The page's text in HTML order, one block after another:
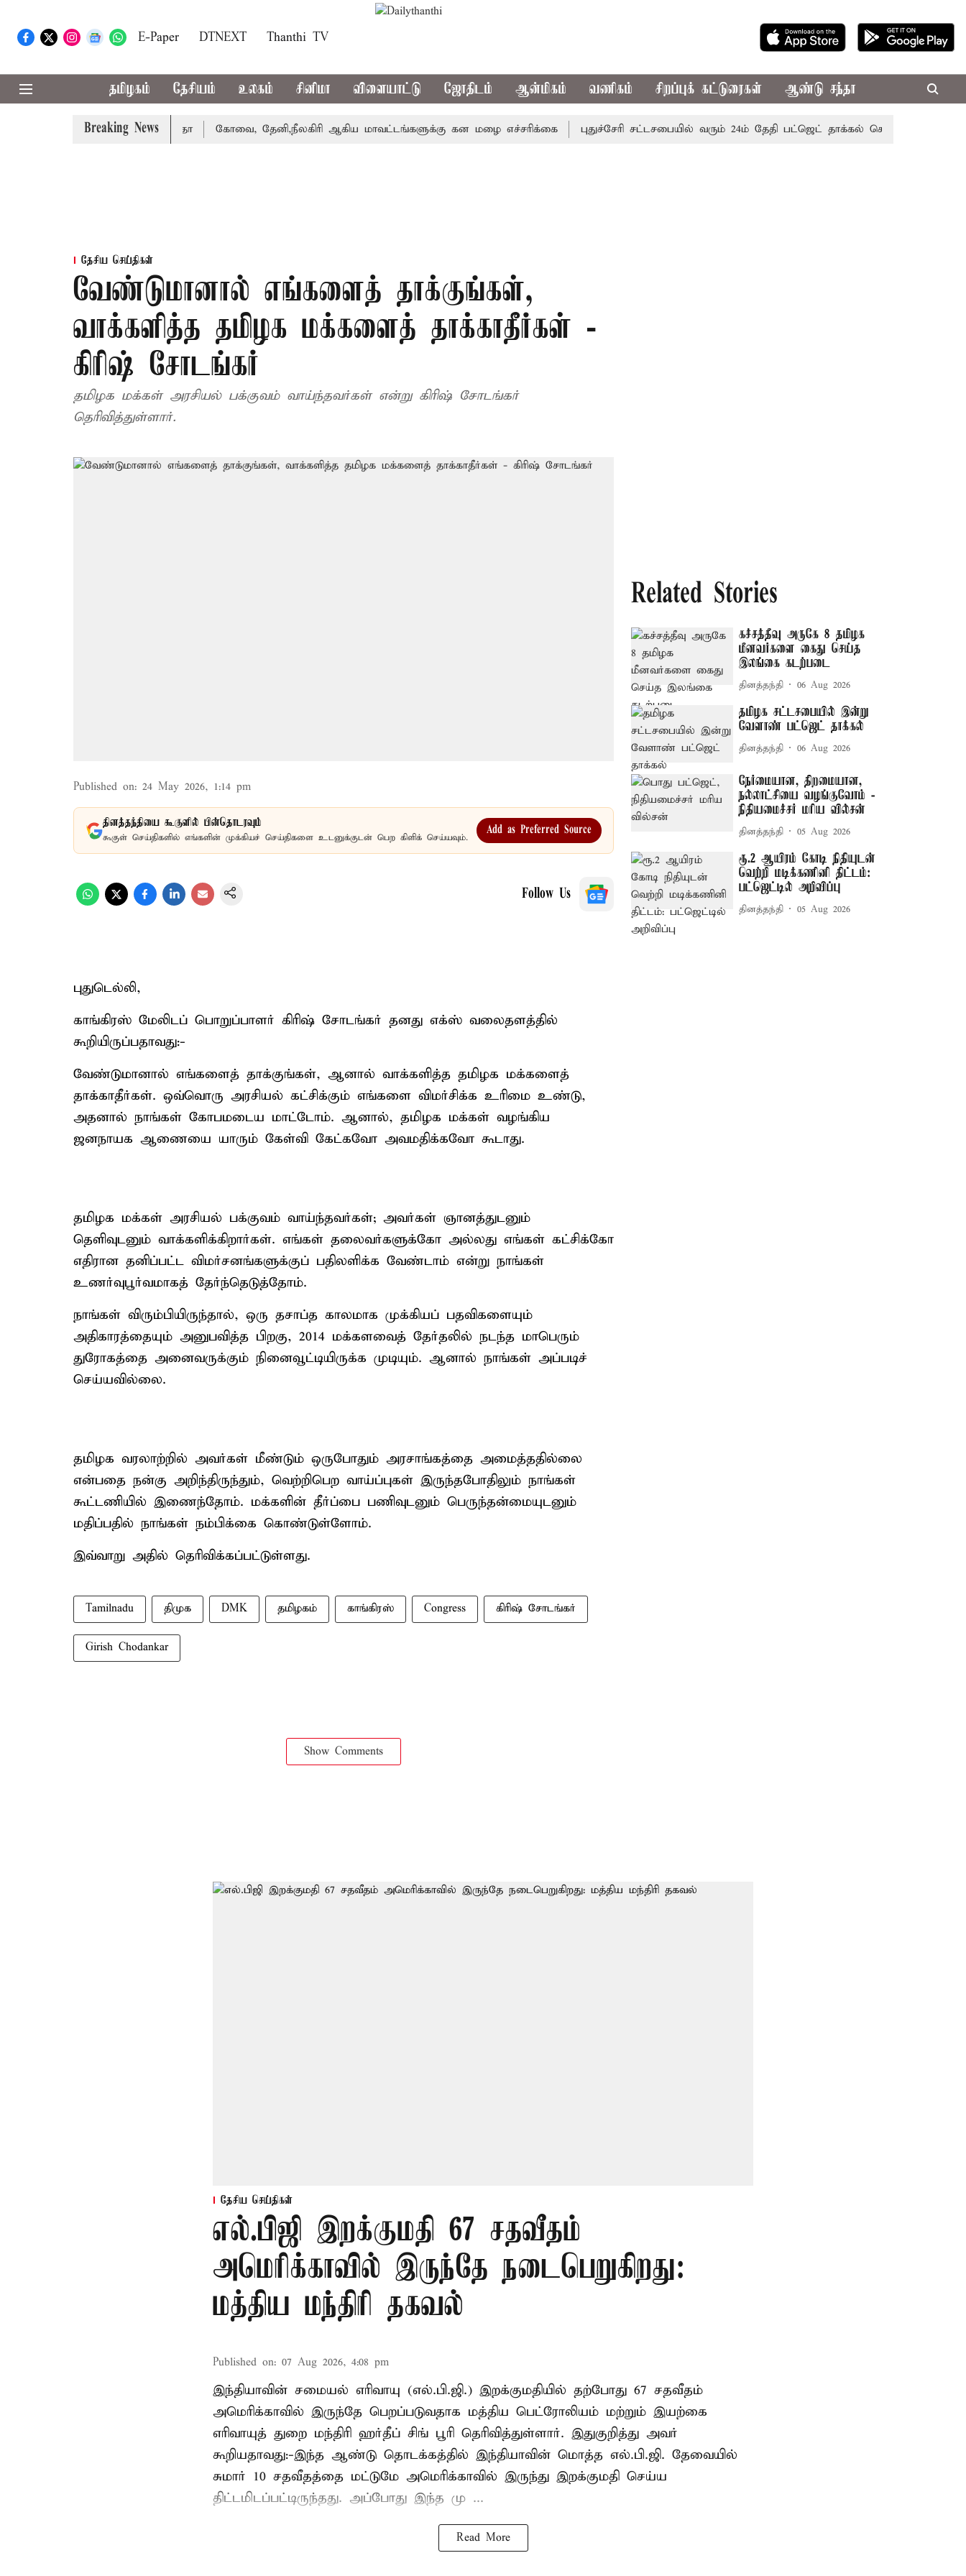
E-Paper DTNEXT Thanthi TV
தமிழகம் தேசியம் உலகம் சினிமா விளையாட்டு ஜோதிடம் ஆன்மிகம் வணிகம் சிறப்புக் கட்டுரைகள் ஆண்டு சந்தா
Breaking News
வழக்கை வாபஸ் பெற்றார் சங்கீதா கோவை, தேனி,நீலகிரி ஆகிய மாவட்டங்களுக்கு கன மழை எச்சரிக்கை புதுச்சேரி சட்டசபையில் வரும் 24ம் தேதி பட்ஜெட் தாக்கல் செய்கிறார் முதல்-
தேசிய செய்திகள்
வேண்டுமானால் எங்களைத் தாக்குங்கள்,
வாக்களித்த தமிழக மக்களைத் தாக்காதீர்கள் -
கிரிஷ் சோடங்கர்
தமிழக மக்கள் அரசியல் பக்குவம் வாய்ந்தவர்கள் என்று கிரிஷ் சோடங்கர்
தெரிவித்துள்ளார்.
Published on: 24 May 2026, 1:14 pm
தினத்தந்தியை கூகுளில் பின்தொடரவும்
கூகுள் செய்திகளில் எங்களின் முக்கியச் செய்திகளை உடனுக்குடன் பெற கிளிக் செய்யவும்.
Add as Preferred Source
Follow Us
புதுடெல்லி,
காங்​கிரஸ் மேலிடப் பொறுப்​பாளர் கிரிஷ் சோடங்​கர் தனது எக்ஸ் வலைதளத்தில்
கூறியிருப்பதாவது:-
வேண்டுமானால் எங்களைத் தாக்குங்கள், ஆனால் வாக்களித்த தமிழக மக்களைத்
தாக்காதீர்கள். ஒவ்வொரு அரசியல் கட்சிக்கும் எங்களை விமர்சிக்க உரிமை உண்டு,
அதனால் நாங்கள் கோபமடைய மாட்டோம். ஆனால், தமிழக மக்கள் வழங்கிய
ஜனநாயக ஆணையை யாரும் கேள்வி கேட்கவோ அவமதிக்கவோ கூடாது.
தமிழக மக்கள் அரசியல் பக்குவம் வாய்ந்தவர்கள்; அவர்கள் ஞானத்துடனும்
தெளிவுடனும் வாக்களிக்கிறார்கள். எங்கள் தலைவர்களுக்கோ அல்லது எங்கள் கட்சிக்கோ
எதிரான தனிப்பட்ட விமர்சனங்களுக்குப் பதிலளிக்க வேண்டாம் என்று நாங்கள்
உணர்வுபூர்வமாகத் தேர்ந்தெடுத்தோம்.
நாங்கள் விரும்பியிருந்தால், ஒரு தசாப்த காலமாக முக்கியப் பதவிகளையும்
அதிகாரத்தையும் அனுபவித்த பிறகு, 2014 மக்களவைத் தேர்தலில் நடந்த மாபெரும்
துரோகத்தை அனைவருக்கும் நினைவூட்டியிருக்க முடியும். ஆனால் நாங்கள் அப்படிச்
செய்யவில்லை.
தமிழக வரலாற்றில் அவர்கள் மீண்டும் ஒருபோதும் அரசாங்கத்தை அமைத்ததில்லை
என்பதை நன்கு அறிந்திருந்தும், வெற்றிபெற வாய்ப்புகள் இருந்தபோதிலும் நாங்கள்
கூட்டணியில் இணைந்தோம். மக்களின் தீர்ப்பை பணிவுடனும் பெருந்தன்மையுடனும்
மதிப்பதில் நாங்கள் நம்பிக்கை கொண்டுள்ளோம்.
இவ்வாறு அதில் தெரிவிக்கப்பட்டுள்ளது.
Tamilnadu திமுக DMK தமிழகம் காங்கிரஸ் Congress கிரிஷ் சோடங்கர்
Girish Chodankar
Show Comments
Related Stories
கச்சத்தீவு அருகே 8 தமிழக
மீனவர்களை கைது செய்த
இலங்கை கடற்படை
தினத்தந்தி 06 Aug 2026
தமிழக சட்டசபையில் இன்று
வேளாண் பட்ஜெட் தாக்கல்
தினத்தந்தி 06 Aug 2026
நேர்மையான, திறமையான,
நல்லாட்சியை வழங்குவோம் -
நிதியமைச்சர் மரிய வில்சன்
தினத்தந்தி 05 Aug 2026
ரூ.2 ஆயிரம் கோடி நிதியுடன்
வெற்றி மடிக்கணினி திட்டம்:
பட்ஜெட்டில் அறிவிப்பு
தினத்தந்தி 05 Aug 2026
தேசிய செய்திகள்
எல்.பிஜி இறக்குமதி 67 சதவீதம்
அமெரிக்காவில் இருந்தே நடைபெறுகிறது:
மத்திய மந்திரி தகவல்
Published on: 07 Aug 2026, 4:08 pm
இந்தியாவின் சமையல் எரிவாயு (எல்.பி.ஜி.) இறக்குமதியில் தற்போது 67 சதவீதம்
அமெரிக்காவில் இருந்தே பெறப்படுவதாக மத்திய பெட்ரோலியம் மற்றும் இயற்கை
எரிவாயுத் துறை மந்திரி ஹர்தீப் சிங் பூரி தெரிவித்துள்ளார். இதுகுறித்து அவர்
கூறியதாவது:-இந்த ஆண்டு தொடக்கத்தில் இந்தியாவின் மொத்த எல்.பி.ஜி. தேவையில்
சுமார் 10 சதவீதத்தை மட்டுமே அமெரிக்காவில் இருந்து இறக்குமதி செய்ய
திட்டமிடப்பட்டிருந்தது. அப்போது இந்த மு ...
Read More